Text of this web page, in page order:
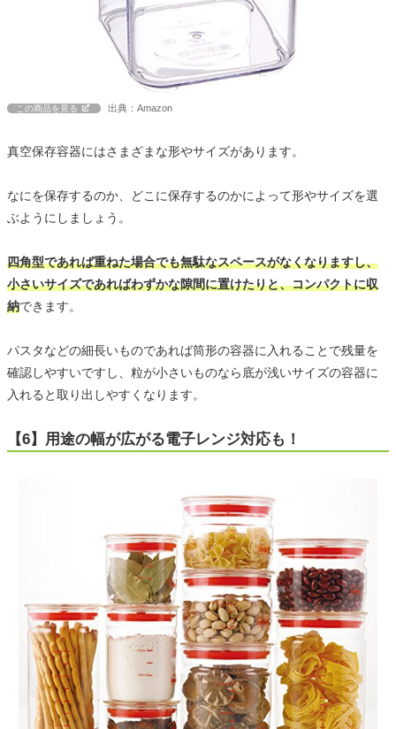
この商品を見る 出典：Amazon
真空保存容器にはさまざまな形やサイズがあります。
なにを保存するのか、どこに保存するのかによって形やサイズを選
ぶようにしましょう。
四角型であれば重ねた場合でも無駄なスペースがなくなりますし、
小さいサイズであればわずかな隙間に置けたりと、コンパクトに収
納できます。
パスタなどの細長いものであれば筒形の容器に入れることで残量を
確認しやすいですし、粒が小さいものなら底が浅いサイズの容器に
入れると取り出しやすくなります。
【6】用途の幅が広がる電子レンジ対応も！